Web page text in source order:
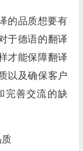
的品质想要有
于德语的翻译
才能保障翻译
以及确保客户
完善交流的缺